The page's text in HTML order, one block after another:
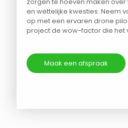
en wettelijke kwesties. Neem
op met een ervaren drone
project de wow-factor die het
Maak een afspraak